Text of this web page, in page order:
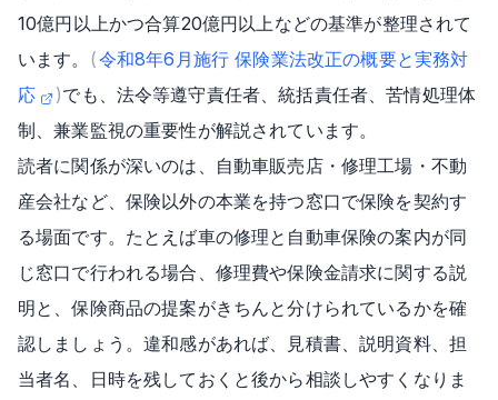
10億円以上かつ合算20億円以上などの基準が整理されて
います。 (令和8年6月施行 保険業法改正の概要と実務対
応
)でも、法令等遵守責任者、統括責任者、苦情処理体
制、兼業監視の重要性が解説されています。
読者に関係が深いのは、自動車販売店・修理工場・不動
産会社など、保険以外の本業を持つ窓口で保険を契約す
る場面です。たとえば車の修理と自動車保険の案内が同
じ窓口で行われる場合、修理費や保険金請求に関する説
明と、保険商品の提案がきちんと分けられているかを確
認しましょう。違和感があれば、見積書、説明資料、担
当者名、日時を残しておくと後から相談しやすくなりま